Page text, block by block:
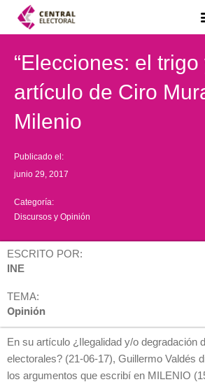
“Elecciones: el trigo
artículo de Ciro
Milenio
Publicado el:
junio 29, 2017
Categoría:
Discursos y Opinión
ESCRITO POR:
INE
TEMA:
Opinión
En su artículo ¿Ilegalidad y/o degradación
electorales? (21-06-17), Guillermo Valdés
los argumentos que escribí en MILENIO